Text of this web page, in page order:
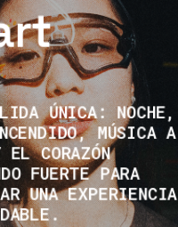
ÚNICA: NOCHE,
MÚSICA A
CORAZÓN
FUERTE PARA
UNA EXPERIENCIA